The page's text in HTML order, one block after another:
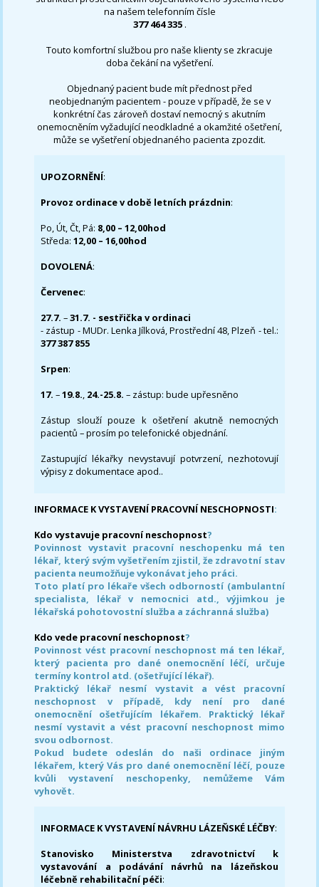
na našem telefonním čísle
377 464 335 .
Touto komfortní službou pro naše klienty se zkracuje
doba čekání na vyšetření.
Objednaný pacient bude mít přednost před
neobjednaným pacientem - pouze v případě, že se v
konkrétní čas zároveň dostaví nemocný s akutním
onemocněním vyžadující neodkladné a okamžité ošetření,
může se vyšetření objednaného pacienta zpozdit.
UPOZORNĚNÍ:
Provoz ordinace v době letních prázdnin:
Po, Út, Čt, Pá: 8,00 – 12,00hod
Středa:12,00 – 16,00hod
DOVOLENÁ:
Červenec:
27.7.–31.7. - sestřička v ordinaci
- zástup - MUDr. Lenka Jílková, Prostřední 48, Plzeň - tel.:
377 387 855
Srpen:
17. –19.8., 24.-25.8. – zástup: bude upřesněno
Zástup slouží pouze k ošetření akutně nemocných
pacientů – prosím po telefonické objednání.
Zastupující lékařky nevystavují potvrzení, nezhotovují
výpisy z dokumentace apod..
INFORMACE K VYSTAVENÍ PRACOVNÍ NESCHOPNOSTI:
Kdo vystavuje pracovní neschopnost?
Povinnost vystavit pracovní neschopenku má ten
lékař, který svým vyšetřením zjistil, že zdravotní stav
pacienta neumožňuje vykonávat jeho práci.
Toto platí pro lékaře všech odborností (ambulantní
specialista, lékař v nemocnici atd., výjimkou je
lékařská pohotovostní služba a záchranná služba)
Kdo vede pracovní neschopnost?
Povinnost vést pracovní neschopnost má ten lékař,
který pacienta pro dané onemocnění léčí, určuje
termíny kontrol atd. (ošetřující lékař).
Praktický lékař nesmí vystavit a vést pracovní
neschopnost v případě, kdy není pro dané
onemocnění ošetřujícím lékařem. Praktický lékař
nesmí vystavit a vést pracovní neschopnost mimo
svou odbornost.
Pokud budete odeslán do naši ordinace jiným
lékařem, který Vás pro dané onemocnění léčí, pouze
kvůli vystavení neschopenky, nemůžeme Vám
vyhovět.
INFORMACE K VYSTAVENÍ NÁVRHU LÁZEŇSKÉ LÉČBY:
Stanovisko Ministerstva zdravotnictví k
vystavování a podávání návrhů na lázeňskou
léčebně rehabilitační péči: